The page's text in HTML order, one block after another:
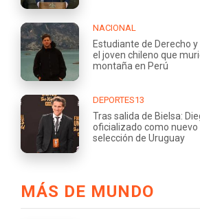
NACIONAL
Estudiante de Derecho
el joven chileno que
montaña en Perú
DEPORTES13
Tras salida de Bielsa:
oficializado como
selección de Uruguay
MÁS DE MUNDO